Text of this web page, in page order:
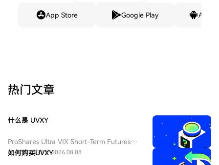
App Store Google Play
热门文章
什么是 UVXY
ProShares Ultra VIX Short-Term Futures
ETF（纽交所 Arca 代码：UVXY），中文：
46人学过发布于 2026.08.08
如何购买UVXY